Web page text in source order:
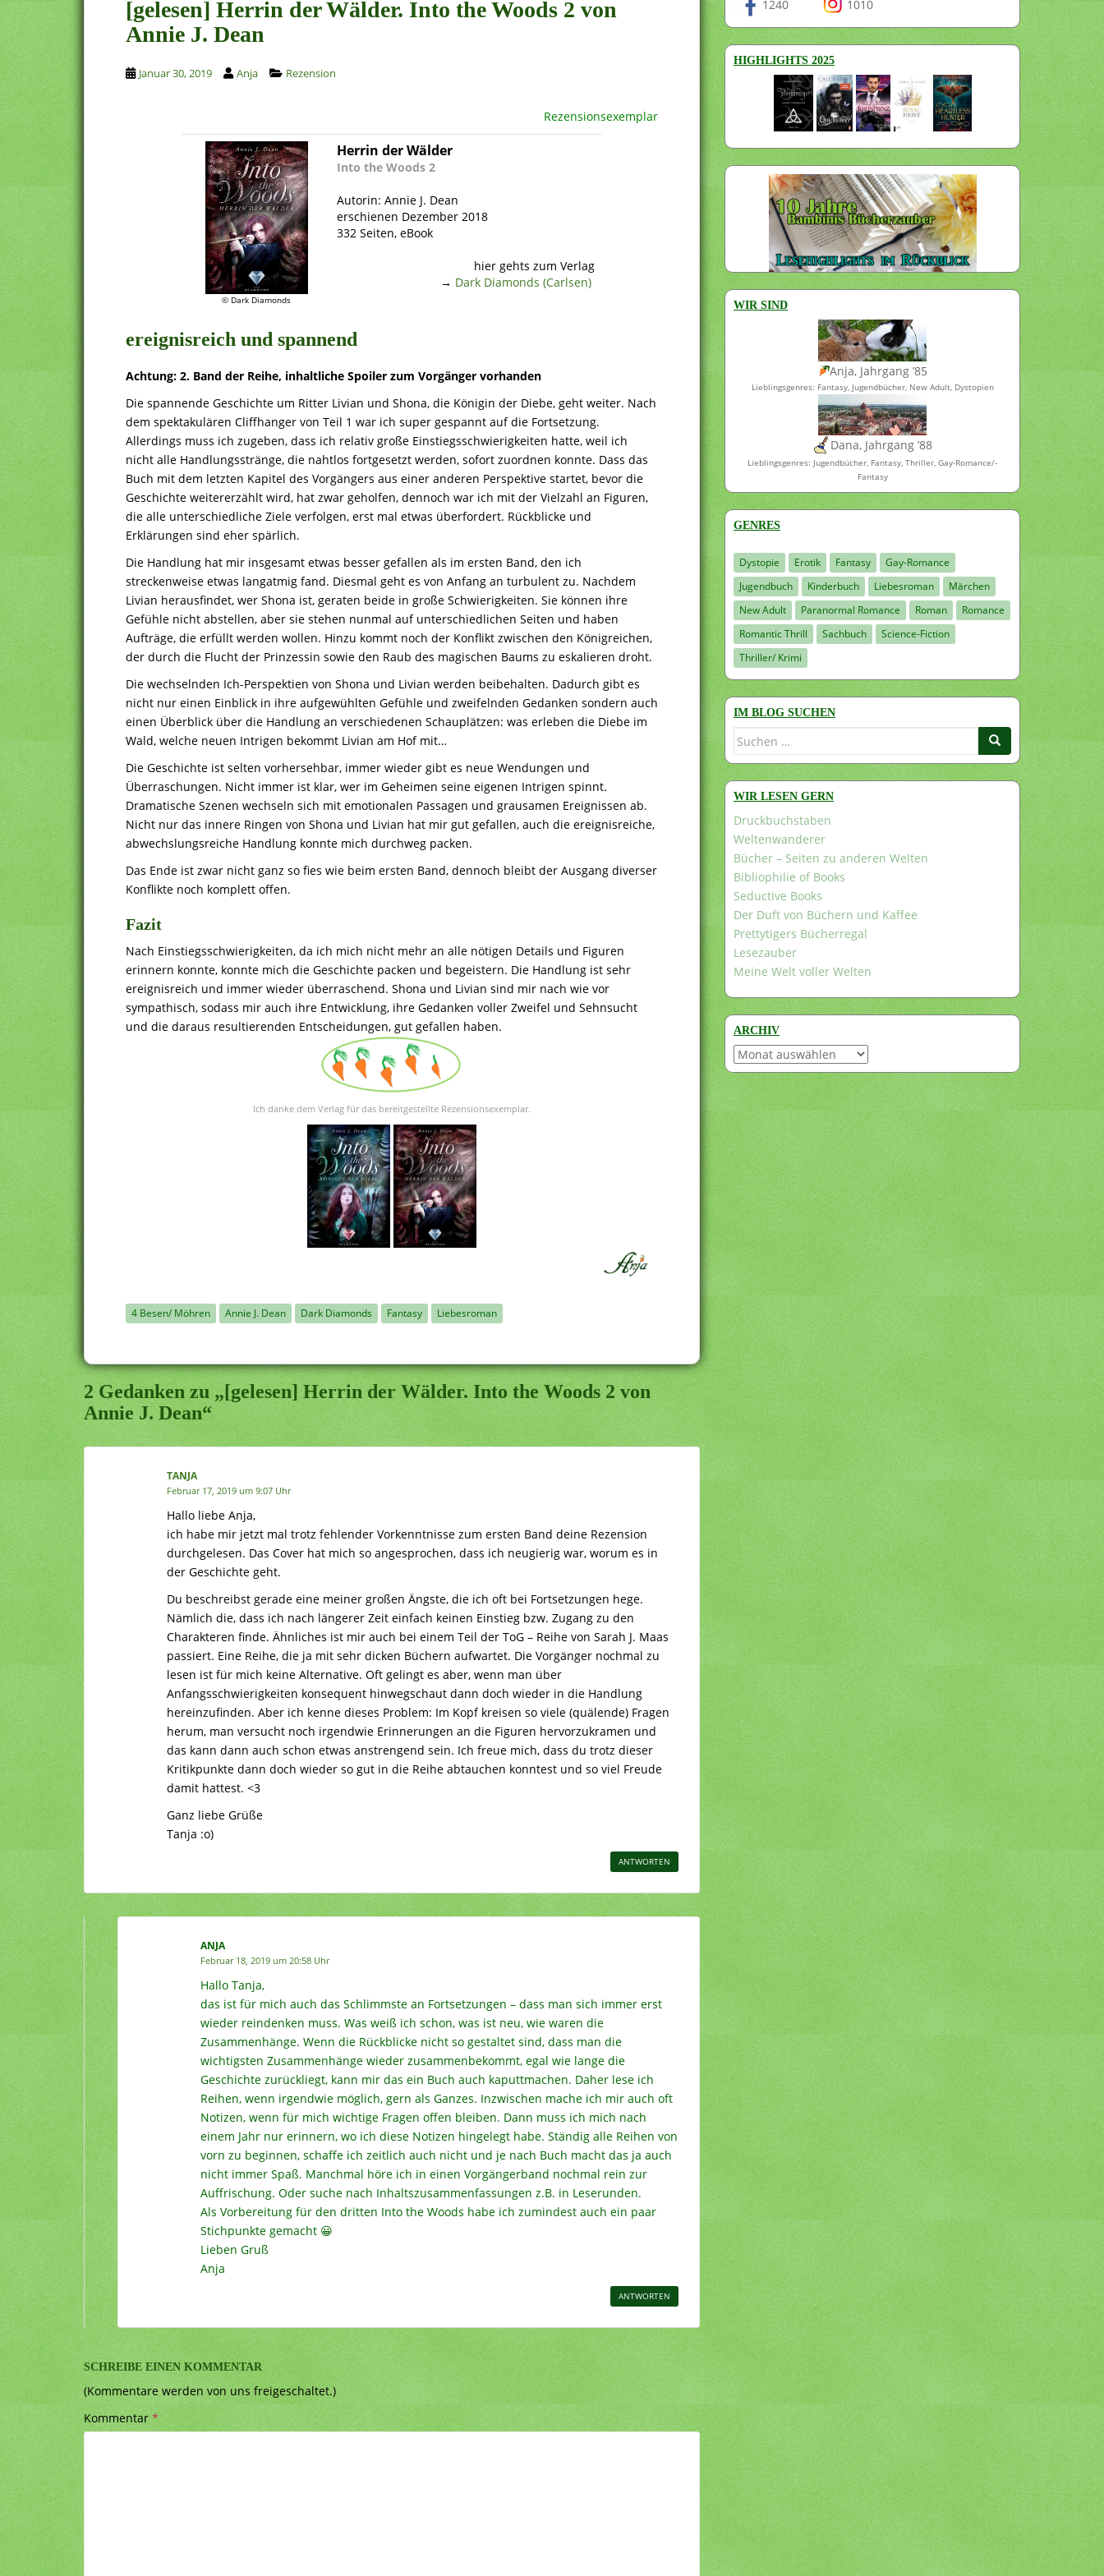
[gelesen] Herrin der Wälder. Into the Woods 2 von
Annie J. Dean
Januar 30, 2019 Anja Rezension
Rezensionsexemplar
© Dark Diamonds
Herrin der Wälder
Into the Woods 2
Autorin: Annie J. Dean
erschienen Dezember 2018
332 Seiten, eBook
hier gehts zum Verlag
→ Dark Diamonds (Carlsen)
ereignisreich und spannend
Achtung: 2. Band der Reihe, inhaltliche Spoiler zum Vorgänger vorhanden
Die spannende Geschichte um Ritter Livian und Shona, die Königin der Diebe, geht weiter. Nach
dem spektakulären Cliffhanger von Teil 1 war ich super gespannt auf die Fortsetzung.
Allerdings muss ich zugeben, dass ich relativ große Einstiegsschwierigkeiten hatte, weil ich
nicht alle Handlungsstränge, die nahtlos fortgesetzt werden, sofort zuordnen konnte. Dass das
Buch mit dem letzten Kapitel des Vorgängers aus einer anderen Perspektive startet, bevor die
Geschichte weitererzählt wird, hat zwar geholfen, dennoch war ich mit der Vielzahl an Figuren,
die alle unterschiedliche Ziele verfolgen, erst mal etwas überfordert. Rückblicke und
Erklärungen sind eher spärlich.
Die Handlung hat mir insgesamt etwas besser gefallen als im ersten Band, den ich
streckenweise etwas langatmig fand. Diesmal geht es von Anfang an turbulent zu. Nachdem
Livian herausfindet, wer Shona ist, geraten beide in große Schwierigkeiten. Sie können ihre
Gefühle nicht abstellen, aber sie stehen nunmal auf unterschiedlichen Seiten und haben
Aufträge, die erfüllt werden wollen. Hinzu kommt noch der Konflikt zwischen den Königreichen,
der durch die Flucht der Prinzessin sowie den Raub des magischen Baums zu eskalieren droht.
Die wechselnden Ich-Perspektien von Shona und Livian werden beibehalten. Dadurch gibt es
nicht nur einen Einblick in ihre aufgewühlten Gefühle und zweifelnden Gedanken sondern auch
einen Überblick über die Handlung an verschiedenen Schauplätzen: was erleben die Diebe im
Wald, welche neuen Intrigen bekommt Livian am Hof mit…
Die Geschichte ist selten vorhersehbar, immer wieder gibt es neue Wendungen und
Überraschungen. Nicht immer ist klar, wer im Geheimen seine eigenen Intrigen spinnt.
Dramatische Szenen wechseln sich mit emotionalen Passagen und grausamen Ereignissen ab.
Nicht nur das innere Ringen von Shona und Livian hat mir gut gefallen, auch die ereignisreiche,
abwechslungsreiche Handlung konnte mich durchweg packen.
Das Ende ist zwar nicht ganz so fies wie beim ersten Band, dennoch bleibt der Ausgang diverser
Konflikte noch komplett offen.
Fazit
Nach Einstiegsschwierigkeiten, da ich mich nicht mehr an alle nötigen Details und Figuren
erinnern konnte, konnte mich die Geschichte packen und begeistern. Die Handlung ist sehr
ereignisreich und immer wieder überraschend. Shona und Livian sind mir nach wie vor
sympathisch, sodass mir auch ihre Entwicklung, ihre Gedanken voller Zweifel und Sehnsucht
und die daraus resultierenden Entscheidungen, gut gefallen haben.
Ich danke dem Verlag für das bereitgestellte Rezensionsexemplar.
4 Besen/ Möhren Annie J. Dean Dark Diamonds Fantasy Liebesroman
2 Gedanken zu „[gelesen] Herrin der Wälder. Into the Woods 2 von
Annie J. Dean“
TANJA
Februar 17, 2019 um 9:07 Uhr
Hallo liebe Anja,
ich habe mir jetzt mal trotz fehlender Vorkenntnisse zum ersten Band deine Rezension
durchgelesen. Das Cover hat mich so angesprochen, dass ich neugierig war, worum es in
der Geschichte geht.
Du beschreibst gerade eine meiner großen Ängste, die ich oft bei Fortsetzungen hege.
Nämlich die, dass ich nach längerer Zeit einfach keinen Einstieg bzw. Zugang zu den
Charakteren finde. Ähnliches ist mir auch bei einem Teil der ToG – Reihe von Sarah J. Maas
passiert. Eine Reihe, die ja mit sehr dicken Büchern aufwartet. Die Vorgänger nochmal zu
lesen ist für mich keine Alternative. Oft gelingt es aber, wenn man über
Anfangsschwierigkeiten konsequent hinwegschaut dann doch wieder in die Handlung
hereinzufinden. Aber ich kenne dieses Problem: Im Kopf kreisen so viele (quälende) Fragen
herum, man versucht noch irgendwie Erinnerungen an die Figuren hervorzukramen und
das kann dann auch schon etwas anstrengend sein. Ich freue mich, dass du trotz dieser
Kritikpunkte dann doch wieder so gut in die Reihe abtauchen konntest und so viel Freude
damit hattest. <3
Ganz liebe Grüße
Tanja :o)
ANTWORTEN
ANJA
Februar 18, 2019 um 20:58 Uhr
Hallo Tanja,
das ist für mich auch das Schlimmste an Fortsetzungen – dass man sich immer erst
wieder reindenken muss. Was weiß ich schon, was ist neu, wie waren die
Zusammenhänge. Wenn die Rückblicke nicht so gestaltet sind, dass man die
wichtigsten Zusammenhänge wieder zusammenbekommt, egal wie lange die
Geschichte zurückliegt, kann mir das ein Buch auch kaputtmachen. Daher lese ich
Reihen, wenn irgendwie möglich, gern als Ganzes. Inzwischen mache ich mir auch oft
Notizen, wenn für mich wichtige Fragen offen bleiben. Dann muss ich mich nach
einem Jahr nur erinnern, wo ich diese Notizen hingelegt habe. Ständig alle Reihen von
vorn zu beginnen, schaffe ich zeitlich auch nicht und je nach Buch macht das ja auch
nicht immer Spaß. Manchmal höre ich in einen Vorgängerband nochmal rein zur
Auffrischung. Oder suche nach Inhaltszusammenfassungen z.B. in Leserunden.
Als Vorbereitung für den dritten Into the Woods habe ich zumindest auch ein paar
Stichpunkte gemacht 😀
Lieben Gruß
Anja
ANTWORTEN
SCHREIBE EINEN KOMMENTAR
(Kommentare werden von uns freigeschaltet.)
Kommentar*
1240 1010
HIGHLIGHTS 2025
WIR SIND
Anja, Jahrgang ’85
Lieblingsgenres: Fantasy, Jugendbücher, New Adult, Dystopien
Dana, Jahrgang ’88
Lieblingsgenres: Jugendbücher, Fantasy, Thriller, Gay-Romance/-
Fantasy
GENRES
Dystopie Erotik Fantasy
Gay-Romance
Jugendbuch
Kinderbuch Liebesroman
Märchen
New Adult
Paranormal Romance Roman
Romance
Romantic Thrill
Sachbuch
Science-Fiction
Thriller/ Krimi
IM BLOG SUCHEN
Suchen
WIR LESEN GERN
Druckbuchstaben
Weltenwanderer
Bücher – Seiten zu anderen Welten
Bibliophilie of Books
Seductive Books
Der Duft von Büchern und Kaffee
Prettytigers Bücherregal
Lesezauber
Meine Welt voller Welten
ARCHIV
Archiv